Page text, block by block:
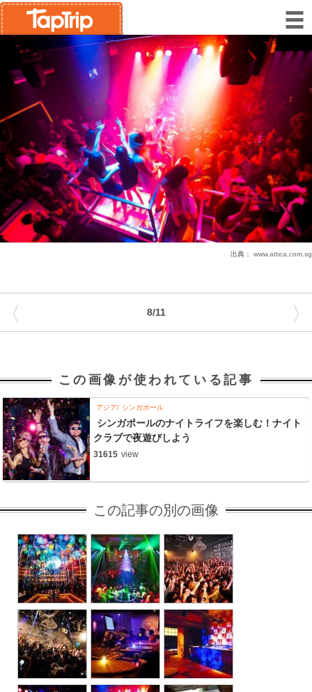
出典： www.attica.com.sg
8/11
〈 〉
この画像が使われている記事
アジア シンガポール
シンガポールのナイトライフを楽しむ！ナイト
クラブで夜遊びしよう
31615 view
この記事の別の画像